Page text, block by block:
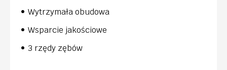
Wytrzymała obudowa
Wsparcie jakościowe
3 rzędy zębów